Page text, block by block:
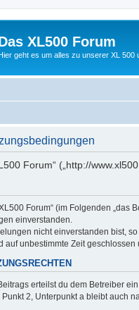
XL500 Forum
geht es um alles zu unserer XL 500
Forum“ („http://
Forum“ (im Folgenden
einverstanden.
nicht einverstanden bist,
auf unbestimmte Zeit
erteilst du dem Betreiber
2, Unterpunkt a bleibt auch